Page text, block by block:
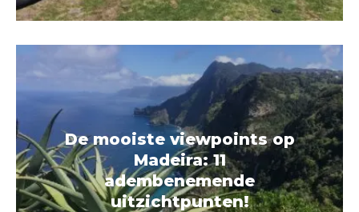
De mooiste viewpoints op
Madeira: 11
adembenemende
uitzichtpunten!